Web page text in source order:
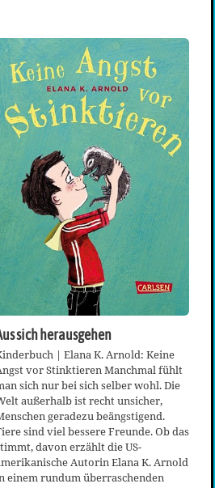
sich herausgehen
| Elana K. Arnold: Keine
vor Stinktieren Manchmal fühlt
sich nur bei sich selber wohl. Die
außerhalb ist recht unsicher,
geradezu beängstigend.
sind viel bessere Freunde. Ob das
davon erzählt die US-
Autorin Elana K. Arnold
einem rundum überraschenden